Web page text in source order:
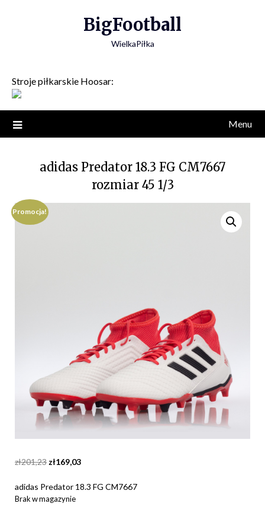
BigFootball
WielkaPiłka
Stroje piłkarskie Hoosar:
Menu
adidas Predator 18.3 FG CM7667
rozmiar 45 1/3
Promocja!
zł201,23 Original
was:
zł201,23.
zł169,03Current
is:
adidas Predator 18.3 FG CM7667
Brak w magazynie